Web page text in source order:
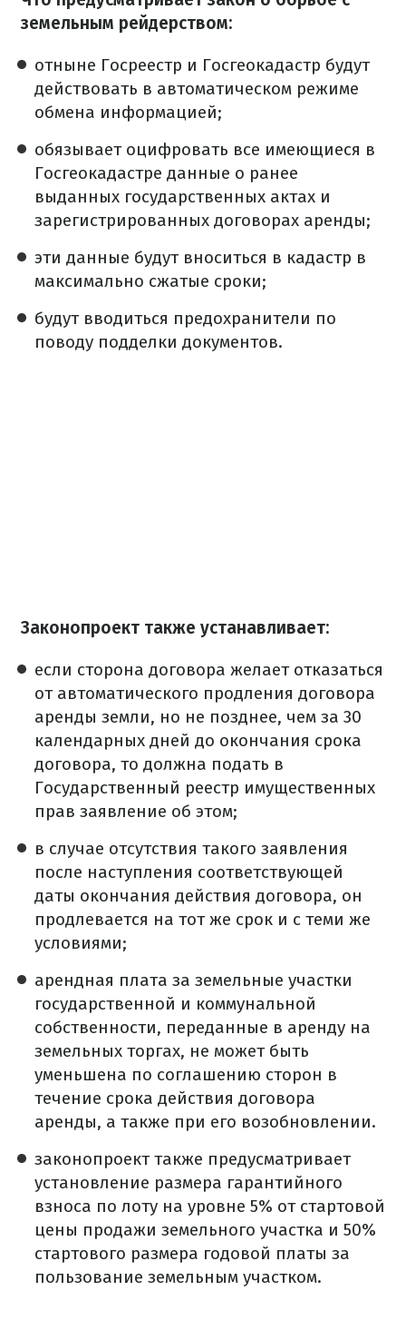
земельным рейдерством:
отныне Госреестр и Госгеокадастр будут
действовать в автоматическом режиме
обмена информацией;
обязывает оцифровать все имеющиеся в
Госгеокадастре данные о ранее
выданных государственных актах и
зарегистрированных договорах аренды;
эти данные будут вноситься в кадастр в
максимально сжатые сроки;
будут вводиться предохранители по
поводу подделки документов.
Законопроект также устанавливает:
если сторона договора желает отказаться
от автоматического продления договора
аренды земли, но не позднее, чем за 30
календарных дней до окончания срока
договора, то должна подать в
Государственный реестр имущественных
прав заявление об этом;
в случае отсутствия такого заявления
после наступления соответствующей
даты окончания действия договора, он
продлевается на тот же срок и с теми же
условиями;
арендная плата за земельные участки
государственной и коммунальной
собственности, переданные в аренду на
земельных торгах, не может быть
уменьшена по соглашению сторон в
течение срока действия договора
аренды, а также при его возобновлении.
законопроект также предусматривает
установление размера гарантийного
взноса по лоту на уровне 5% от стартовой
цены продажи земельного участка и 50%
стартового размера годовой платы за
пользование земельным участком.